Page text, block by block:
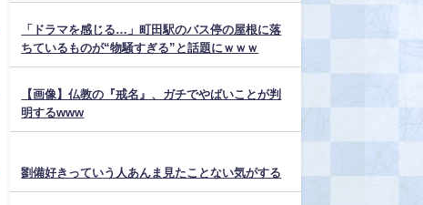
「ドラマを感じる…」町田駅のバス停の屋根に落
ちているものが“物騒すぎる”と話題にｗｗｗ
【画像】仏教の『戒名』、ガチでやばいことが判
明するwww
劉備好きっていう人あんま見たことない気がする